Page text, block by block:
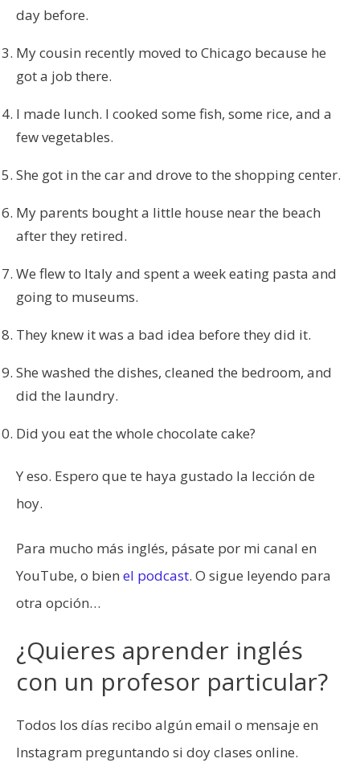
day before.
My cousin recently moved to Chicago because he
got a job there.
I made lunch. I cooked some fish, some rice, and a
few vegetables.
She got in the car and drove to the shopping center.
My parents bought a little house near the beach
after they retired.
We flew to Italy and spent a week eating pasta and
going to museums.
They knew it was a bad idea before they did it.
She washed the dishes, cleaned the bedroom, and
did the laundry.
Did you eat the whole chocolate cake?
Y eso. Espero que te haya gustado la lección de
hoy.
Para mucho más inglés, pásate por mi canal en
YouTube, o bien el podcast. O sigue leyendo para
otra opción…
¿Quieres aprender inglés
con un profesor particular?
Todos los días recibo algún email o mensaje en
Instagram preguntando si doy clases online.